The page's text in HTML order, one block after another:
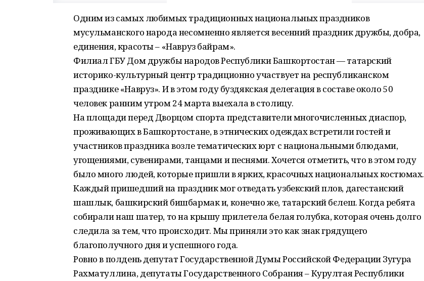
Одним из самых любимых традиционных национальных праздников
мусульманского народа несомненно является весенний праздник дружбы, добра,
единения, красоты – «Навруз байрам».
Филиал ГБУ Дом дружбы народов Республики Башкортостан — татарский
историко-культурный центр традиционно участвует на республиканском
празднике «Навруз». И в этом году буздякская делегация в составе около 50
человек ранним утром 24 марта выехала в столицу.
На площади перед Дворцом спорта представители многочисленных диаспор,
проживающих в Башкортостане, в этнических одеждах встретили гостей и
участников праздника возле тематических юрт с национальными блюдами,
угощениями, сувенирами, танцами и песнями. Хочется отметить, что в этом году
было много людей, которые пришли в ярких, красочных национальных костюмах.
Каждый пришедший на праздник мог отведать узбекский плов, дагестанский
шашлык, башкирский бишбармак и, конечно же, татарский бєлеш. Когда ребята
собирали наш шатер, то на крышу прилетела белая голубка, которая очень долго
следила за тем, что происходит. Мы приняли это как знак грядущего
благополучного дня и успешного года.
Ровно в полдень депутат Государственной Думы Российской Федерации Зугура
Рахматуллина, депутаты Государственного Собрания – Курултая Республики